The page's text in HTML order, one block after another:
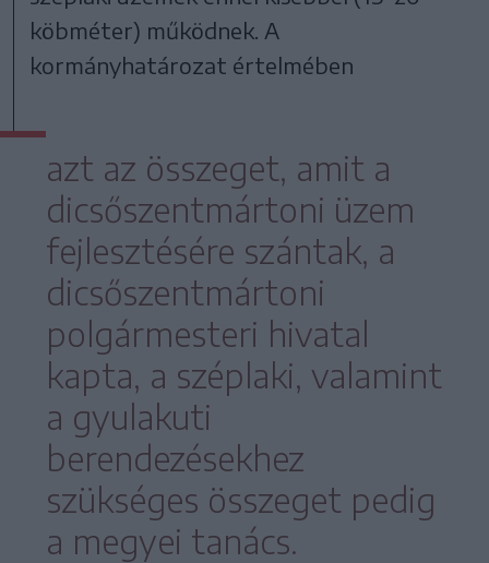
köbméter) működnek. A
kormányhatározat értelmében
azt az összeget, amit a
dicsőszentmártoni üzem
fejlesztésére szántak, a
dicsőszentmártoni
polgármesteri hivatal
kapta, a széplaki, valamint
a gyulakuti
berendezésekhez
szükséges összeget pedig
a megyei tanács.